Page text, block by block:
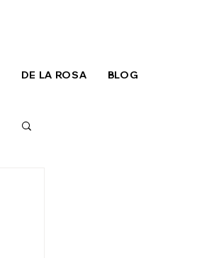
DE LA ROSA BLOG